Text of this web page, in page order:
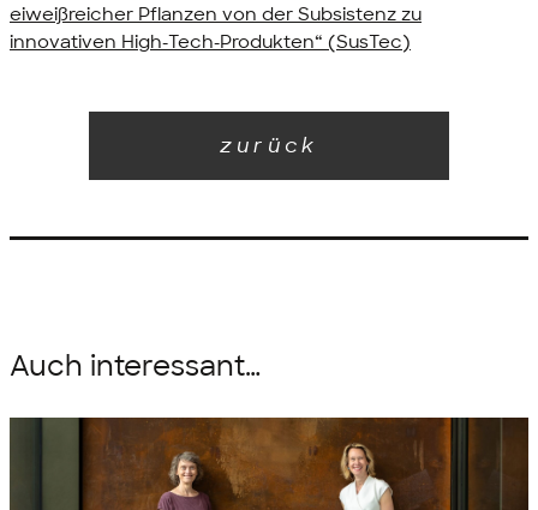
eiweißreicher Pflanzen von der Subsistenz zu
innovativen High-Tech-Produkten“ (SusTec)
zurück
Auch interessant…